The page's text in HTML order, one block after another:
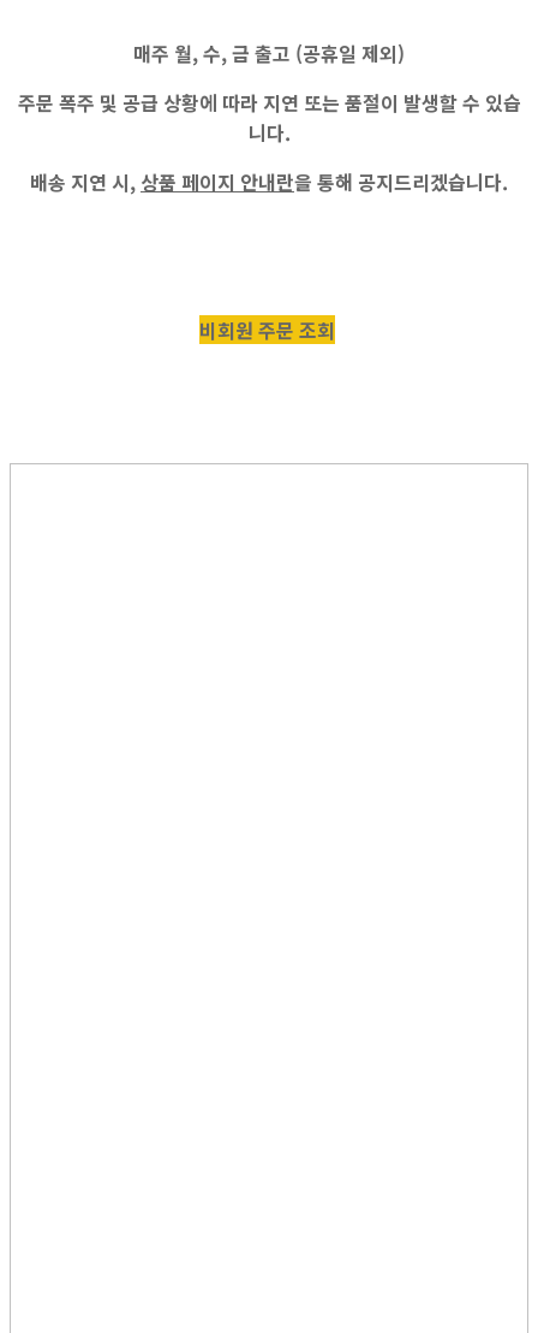
매주 월, 수, 금 출고 (공휴일 제외)
주문 폭주 및 공급 상황에 따라 지연 또는 품절이 발생할 수 있습
니다.
배송 지연 시, 상품 페이지 안내란을 통해 공지드리겠습니다.
비회원 주문 조회